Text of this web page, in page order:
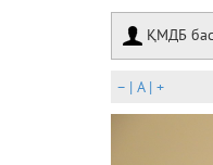
ҚМДБ
– | A| +